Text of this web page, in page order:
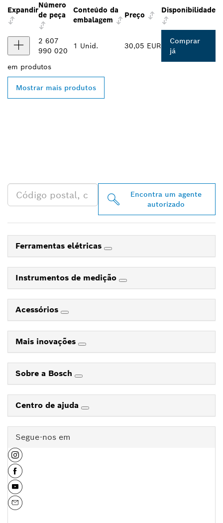
Expandir
Número
de peça
Conteúdo da
embalagem
Preço
Disponibilidade
2 607
990 020
1 Unid. 30,05 EUR
Comprar
já
em produtos
Mostrar mais produtos
Encontra um agente
autorizado
Ferramentas elétricas
Instrumentos de medição
Acessórios
Mais inovações
Sobre a Bosch
Centro de ajuda
Segue-nos em